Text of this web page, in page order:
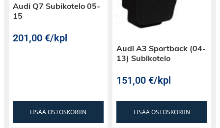
Audi Q7 Subikotelo 05-
15
201,00€/kpl
LISÄÄ OSTOSKORIIN
Audi A3 Sportback (04-
13) Subikotelo
151,00€/kpl
LISÄÄ OSTOSKORIIN